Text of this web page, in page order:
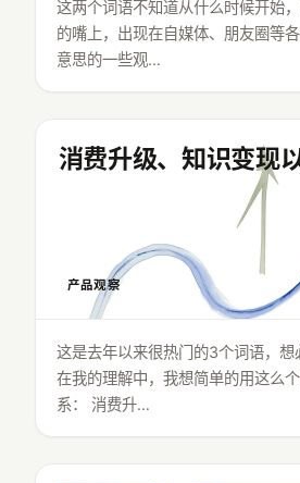
这两个词语不知道从什么时候开始
的嘴上，出现在自媒体、朋友圈等
意思的一些观…
消费升级、知识变现
产品观察
这是去年以来很热门的3个词语，想
在我的理解中，我想简单的用这么
系： 消费升…